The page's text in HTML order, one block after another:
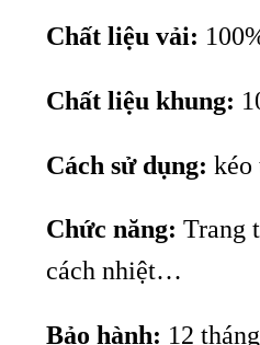
Chất liệu vải:
Chất liệu khung:
Cách sử dụng: kéo
Chức năng: Trang
cách nhiệt…
Bảo hành: 12